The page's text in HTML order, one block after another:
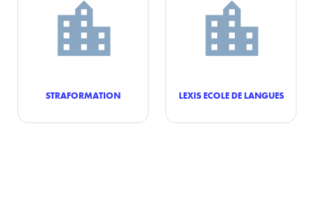
STRAFORMATION LEXIS ECOLE DE LANGUES